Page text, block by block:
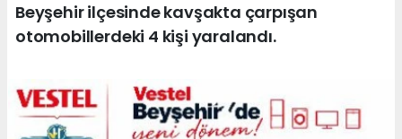
Beyşehir ilçesinde kavşakta çarpışan
otomobillerdeki 4 kişi yaralandı.